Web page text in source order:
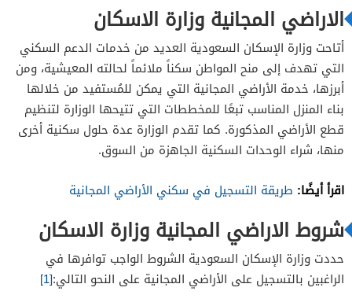
الاراضي المجانية وزارة الاسكان
أتاحت وزارة الإسكان السعودية العديد من خدمات الدعم السكني
التي تهدف إلى منح المواطن سكناً ملائماً لحالته المعيشية، ومن
أبرزها، خدمة الأراضي المجانية التي يمكن للمُستفيد من خلالها
بناء المنزل المناسب تبعًا للمخططات التي تتيحها الوزارة لتنظيم
قطع الأراضي المذكورة. كما تقدم الوزارة عدة حلول سكنية أخرى
منها، شراء الوحدات السكنية الجاهزة من السوق.
اقرأ أيضًا: طريقة التسجيل في سكني الأراضي المجانية
شروط الاراضي المجانية وزارة الاسكان
حددت وزارة الإسكان السعودية الشروط الواجب توافرها في
الراغبين بالتسجيل على الأراضي المجانية على النحو التالي:[1]